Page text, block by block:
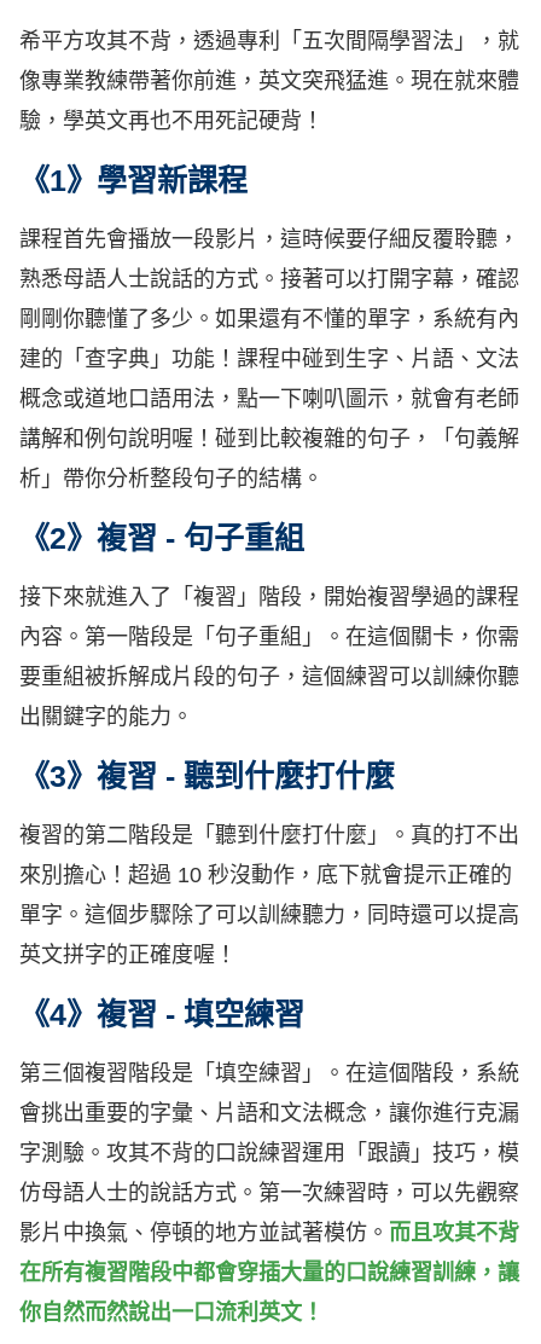
希平方攻其不背，透過專利「五次間隔學習法」，就
像專業教練帶著你前進，英文突飛猛進。現在就來體
驗，學英文再也不用死記硬背！
《1》學習新課程
課程首先會播放一段影片，這時候要仔細反覆聆聽，
熟悉母語人士說話的方式。接著可以打開字幕，確認
剛剛你聽懂了多少。如果還有不懂的單字，系統有內
建的「查字典」功能！課程中碰到生字、片語、文法
概念或道地口語用法，點一下喇叭圖示，就會有老師
講解和例句說明喔！碰到比較複雜的句子，「句義解
析」帶你分析整段句子的結構。
《2》複習 - 句子重組
接下來就進入了「複習」階段，開始複習學過的課程
內容。第一階段是「句子重組」。在這個關卡，你需
要重組被拆解成片段的句子，這個練習可以訓練你聽
出關鍵字的能力。
《3》複習 - 聽到什麼打什麼
複習的第二階段是「聽到什麼打什麼」。真的打不出
來別擔心！超過 10 秒沒動作，底下就會提示正確的
單字。這個步驟除了可以訓練聽力，同時還可以提高
英文拼字的正確度喔！
《4》複習 - 填空練習
第三個複習階段是「填空練習」。在這個階段，系統
會挑出重要的字彙、片語和文法概念，讓你進行克漏
字測驗。攻其不背的口說練習運用「跟讀」技巧，模
仿母語人士的說話方式。第一次練習時，可以先觀察
影片中換氣、停頓的地方並試著模仿。 而且攻其不背
在所有複習階段中都會穿插大量的口說練習訓練，讓
你自然而然說出一口流利英文！